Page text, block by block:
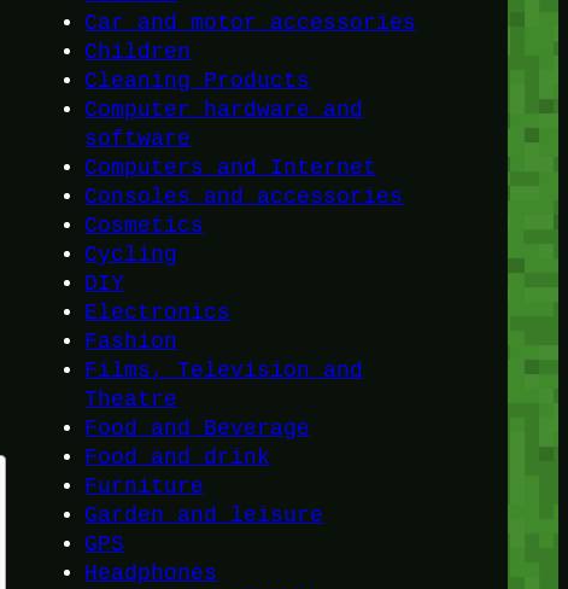
Car and motor accessories
Children
Cleaning Products
Computer hardware and
software
Computers and Internet
Consoles and accessories
Cosmetics
Cycling
DIY
Electronics
Fashion
Films, Television and
Theatre
Food and Beverage
Food and drink
Furniture
Garden and leisure
GPS
Headphones